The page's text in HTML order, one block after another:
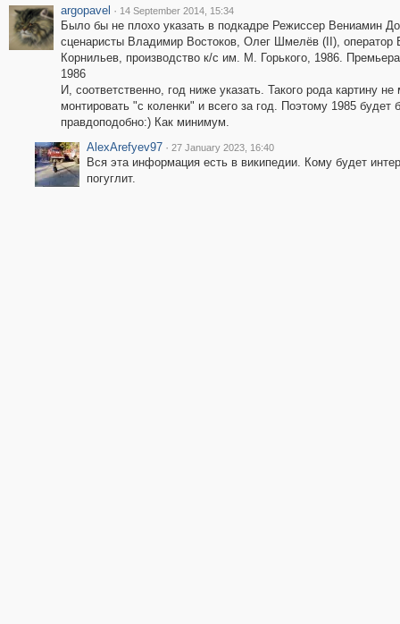
argopavel · 14 September 2014, 15:34
Было бы не плохо указать в подкадре Режиссер Вениамин
сценаристы Владимир Востоков, Олег Шмелёв (II), оператор
Корнильев, производство к/с им. М. Горького, 1986.
1986
И, соответственно, год ниже указать. Такого рода картину не
монтировать "с коленки" и всего за год. Поэтому 1985 будет
правдоподобно:) Как минимум.
AlexArefyev97 · 27 January 2023, 16:40
Вся эта информация есть в википедии. Кому будет
погуглит.